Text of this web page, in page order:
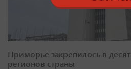
Приморье закрепилось в
регионов страны